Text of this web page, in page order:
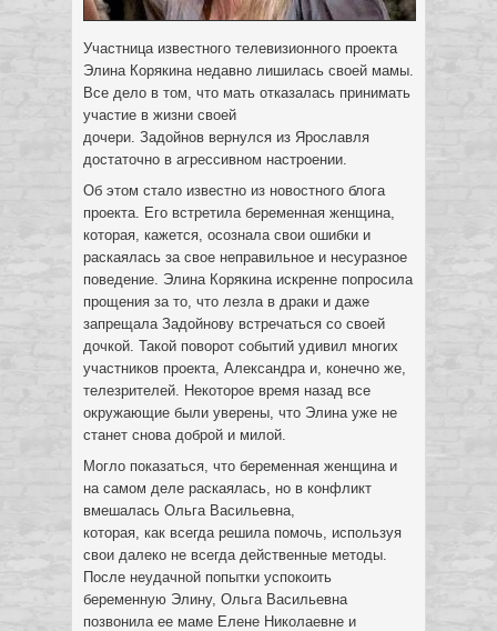
Участница известного телевизионного проекта
Элина Корякина недавно лишилась своей мамы.
Все дело в том, что мать отказалась принимать
участие в жизни своей
дочери. Задойнов вернулся из Ярославля
достаточно в агрессивном настроении.
Об этом стало известно из новостного блога
проекта. Его встретила беременная женщина,
которая, кажется, осознала свои ошибки и
раскаялась за свое неправильное и несуразное
поведение. Элина Корякина искренне попросила
прощения за то, что лезла в драки и даже
запрещала Задойнову встречаться со своей
дочкой. Такой поворот событий удивил многих
участников проекта, Александра и, конечно же,
телезрителей. Некоторое время назад все
окружающие были уверены, что Элина уже не
станет снова доброй и милой.
Могло показаться, что беременная женщина и
на самом деле раскаялась, но в конфликт
вмешалась Ольга Васильевна,
которая, как всегда решила помочь, используя
свои далеко не всегда действенные методы.
После неудачной попытки успокоить
беременную Элину, Ольга Васильевна
позвонила ее маме Елене Николаевне и